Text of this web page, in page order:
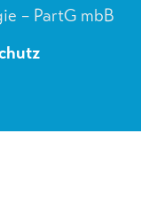
– PartG mbB